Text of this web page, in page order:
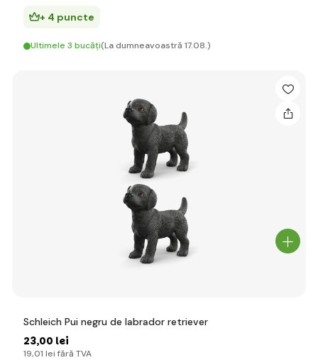
+ 4 puncte
Ultimele 3 bucăți(La dumneavoastră 17.08.)
Schleich Pui negru de labrador retriever
23,00 lei
19,01 lei fără TVA